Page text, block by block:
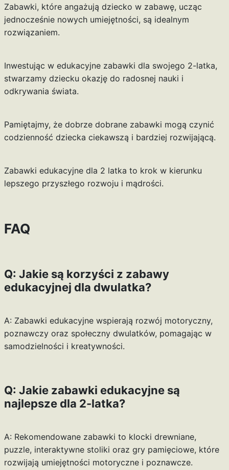
Zabawki, które angażują dziecko w zabawę, ucząc
jednocześnie nowych umiejętności, są idealnym
rozwiązaniem.
Inwestując w edukacyjne zabawki dla swojego 2-latka,
stwarzamy dziecku okazję do radosnej nauki i
odkrywania świata.
Pamiętajmy, że dobrze dobrane zabawki mogą czynić
codzienność dziecka ciekawszą i bardziej rozwijającą.
Zabawki edukacyjne dla 2 latka to krok w kierunku
lepszego przyszłego rozwoju i mądrości.
FAQ
Q: Jakie są korzyści z zabawy
edukacyjnej dla dwulatka?
A: Zabawki edukacyjne wspierają rozwój motoryczny,
poznawczy oraz społeczny dwulatków, pomagając w
samodzielności i kreatywności.
Q: Jakie zabawki edukacyjne są
najlepsze dla 2-latka?
A: Rekomendowane zabawki to klocki drewniane,
puzzle, interaktywne stoliki oraz gry pamięciowe, które
rozwijają umiejętności motoryczne i poznawcze.